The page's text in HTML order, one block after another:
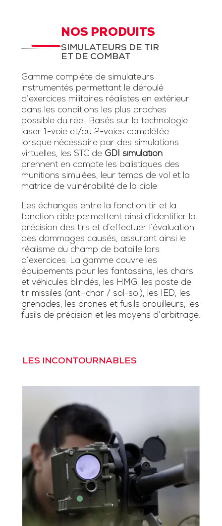
NOS PRODUITS
SIMULATEURS DE TIR
ET DE COMBAT
Gamme complète de simulateurs
instrumentés permettant le déroulé
d’exercices militaires réalistes en extérieur
dans les conditions les plus proches
possible du réel. Basés sur la technologie
laser 1-voie et/ou 2-voies complétée
lorsque nécessaire par des simulations
virtuelles, les STC de GDI simulation
prennent en compte les balistiques des
munitions simulées, leur temps de vol et la
matrice de vulnérabilité de la cible.
Les échanges entre la fonction tir et la
fonction cible permettent ainsi d’identifier la
précision des tirs et d’effectuer l’évaluation
des dommages causés, assurant ainsi le
réalisme du champ de bataille lors
d’exercices. La gamme couvre les
équipements pour les fantassins, les chars
et véhicules blindés, les HMG, les poste de
tir missiles (anti-char / sol-sol), les IED, les
grenades, les drones et fusils brouilleurs, les
fusils de précision et les moyens d’arbitrage.
LES INCONTOURNABLES